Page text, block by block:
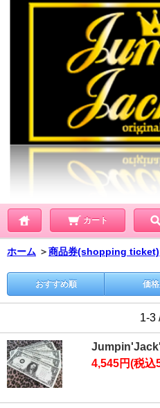
カート
ホーム ＞商品券(shopping ticket)
おすすめ順 価
1-3
4,545円(税込